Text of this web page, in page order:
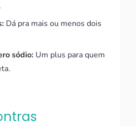
Dá pra mais ou menos dois
sódio: Um plus para quem